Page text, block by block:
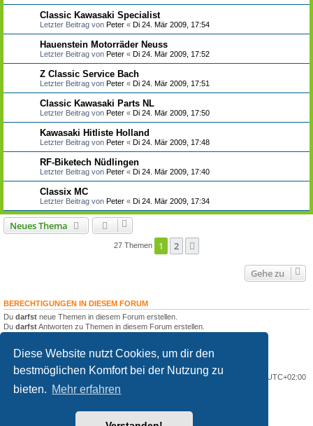
Diese Website nutzt Cookies, um dir den
bestmöglichen Komfort bei der Nutzung zu
bieten. Mehr erfahren
Classic Kawasaki Specialist
Letzter Beitrag von Peter « Di 24. Mär 2009, 17:54
Hauenstein Motorräder Neuss
Letzter Beitrag von Peter « Di 24. Mär 2009, 17:52
Z Classic Service Bach
Letzter Beitrag von Peter « Di 24. Mär 2009, 17:51
Classic Kawasaki Parts NL
Letzter Beitrag von Peter « Di 24. Mär 2009, 17:50
Kawasaki Hitliste Holland
Letzter Beitrag von Peter « Di 24. Mär 2009, 17:48
RF-Biketech Nüdlingen
Letzter Beitrag von Peter « Di 24. Mär 2009, 17:40
Classix MC
Letzter Beitrag von Peter « Di 24. Mär 2009, 17:34
Neues Thema
27 Themen 1 2
Gehe zu
BERECHTIGUNGEN IN DIESEM FORUM
Du darfst neue Themen in diesem Forum erstellen.
Du darfstAntworten zu Themen in diesem Forum erstellen.
Du darfstkeineDateianhänge in diesem Forum erstellen.
Portal Foren-Übersicht Alle Zeiten sind UTC+02:00
phpBB.de